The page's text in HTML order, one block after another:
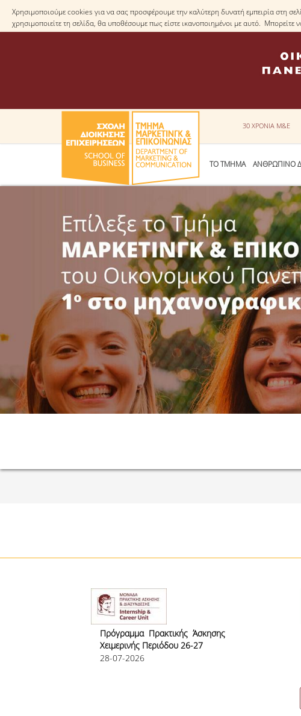
Χρησιμοποιούμε cookies για να σας προσφέρουμε την καλύτερη δυνατή εμπειρία στη
χρησιμοποιείτε τη σελίδα, θα υποθέσουμε πως είστε ικανοποιημένοι με αυτό. Μπορείτε
30 ΧΡΟΝΙΑ Μ&Ε
ΤΟ ΤΜΗΜΑ ΑΝΘΡΩΠΙΝΟ
Πρόγραμμα Πρακτικής Άσκησης
Χειμερινής Περιόδου 26-27
28-07-2026